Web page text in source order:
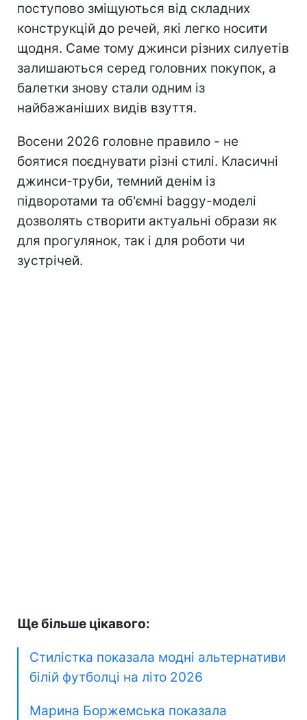
поступово зміщуються від складних
конструкцій до речей, які легко носити
щодня. Саме тому джинси різних силуетів
залишаються серед головних покупок, а
балетки знову стали одним із
найбажаніших видів взуття.
Восени 2026 головне правило - не
боятися поєднувати різні стилі. Класичні
джинси-труби, темний денім із
підворотами та об'ємні baggy-моделі
дозволять створити актуальні образи як
для прогулянок, так і для роботи чи
зустрічей.
Ще більше цікавого:
Стилістка показала модні альтернативи
білій футболці на літо 2026
Марина Боржемська показала